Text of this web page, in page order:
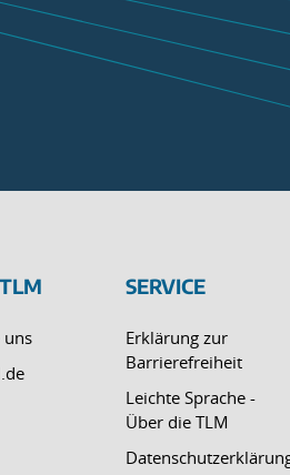
uns
SERVICE
Erklärung zur
Barrierefreiheit
Leichte Sprache -
Über die TLM